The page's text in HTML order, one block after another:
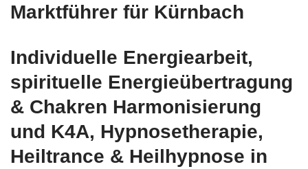
Marktführer für Kürnbach
Individuelle Energiearbeit,
spirituelle Energieübertragung
& Chakren Harmonisierung
und K4A, Hypnosetherapie,
Heiltrance & Heilhypnose in